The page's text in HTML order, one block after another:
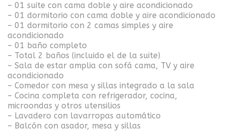
– 01 suite con cama doble y aire acondicionado
– 01 dormitorio con cama doble y aire acondicionado
– 01 dormitorio con 2 camas simples y aire
acondicionado
– 01 baño completo
– Total 2 baños (incluido el de la suite)
– Sala de estar amplia con sofá cama, TV y aire
acondicionado
– Comedor con mesa y sillas integrado a la sala
– Cocina completa con refrigerador, cocina,
microondas y otros utensilios
– Lavadero con lavarropas automático
– Balcón con asador, mesa y sillas